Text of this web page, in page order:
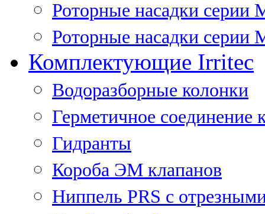
Роторные насадки серии
Роторные насадки серии
Комплектующие Irritec
Водоразборные колонки
Герметичное соединение
Гидранты
Короба ЭМ клапанов
Ниппель PRS с